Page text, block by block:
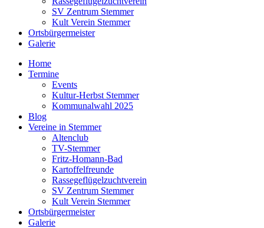
SV Zentrum Stemmer
Kult Verein Stemmer
Ortsbürgermeister
Galerie
Home
Termine
Events
Kultur-Herbst Stemmer
Kommunalwahl 2025
Blog
Vereine in Stemmer
Altenclub
TV-Stemmer
Fritz-Homann-Bad
Kartoffelfreunde
Rassegeflügelzuchtverein
SV Zentrum Stemmer
Kult Verein Stemmer
Ortsbürgermeister
Galerie